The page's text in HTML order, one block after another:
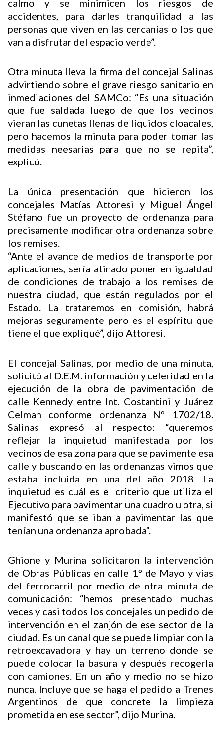
calmo y se minimicen los riesgos de
accidentes, para darles tranquilidad a las
personas que viven en las cercanías o los que
van a disfrutar del espacio verde”.
Otra minuta lleva la firma del concejal Salinas
advirtiendo sobre el grave riesgo sanitario en
inmediaciones del SAMCo: “Es una situación
que fue saldada luego de que los vecinos
vieran las cunetas llenas de líquidos cloacales,
pero hacemos la minuta para poder tomar las
medidas neesarias para que no se repita”,
explicó.
La única presentación que hicieron los
concejales Matías Attoresi y Miguel Ángel
Stéfano fue un proyecto de ordenanza para
precisamente modificar otra ordenanza sobre
los remises.
“Ante el avance de medios de transporte por
aplicaciones, sería atinado poner en igualdad
de condiciones de trabajo a los remises de
nuestra ciudad, que están regulados por el
Estado. La trataremos en comisión, habrá
mejoras seguramente pero es el espíritu que
tiene el que expliqué”, dijo Attoresi.
El concejal Salinas, por medio de una minuta,
solicitó al D.E.M. información y celeridad en la
ejecución de la obra de pavimentación de
calle Kennedy entre Int. Costantini y Juárez
Celman conforme ordenanza Nº 1702/18.
Salinas expresó al respecto: “queremos
reflejar la inquietud manifestada por los
vecinos de esa zona para que se pavimente esa
calle y buscando en las ordenanzas vimos que
estaba incluida en una del año 2018. La
inquietud es cuál es el criterio que utiliza el
Ejecutivo para pavimentar una cuadro u otra, si
manifestó que se iban a pavimentar las que
tenían una ordenanza aprobada”.
Ghione y Murina solicitaron la intervención
de Obras Públicas en calle 1º de Mayo y vías
del ferrocarril por medio de otra minuta de
comunicación: “hemos presentado muchas
veces y casi todos los concejales un pedido de
intervención en el zanjón de ese sector de la
ciudad. Es un canal que se puede limpiar con la
retroexcavadora y hay un terreno donde se
puede colocar la basura y después recogerla
con camiones. En un año y medio no se hizo
nunca. Incluye que se haga el pedido a Trenes
Argentinos de que concrete la limpieza
prometida en ese sector”, dijo Murina.